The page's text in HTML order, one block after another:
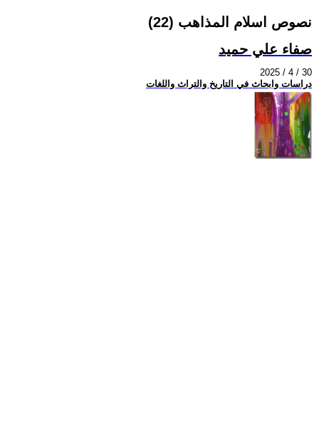
نصوص اسلام المذاهب (22)
صفاء علي حميد
2025 / 4 / 30
دراسات وابحاث في التاريخ والتراث واللغات